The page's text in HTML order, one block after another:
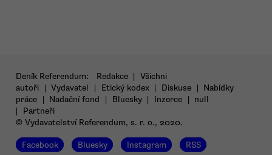
Deník Referendum: Redakce | Všichni
autoři | Vydavatel | Etický kodex | Diskuse | Nabídky
práce | Nadační fond | Bluesky | Inzerce | null
|
Partneři
© Vydavatelství Referendum, s. r. o., 2020.
Facebook Bluesky Instagram RSS